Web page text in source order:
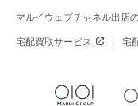
マルイウェブチャネル出店
宅配買取サービス 宅